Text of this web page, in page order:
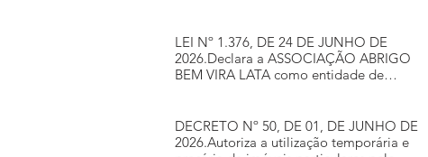
INSTRUMENTOS DE IMPLEMENTAÇ
LEI Nº 1.376, DE 24 DE JUNHO DE
2026.Declara a ASSOCIAÇÃO ABRIGO
BEM VIRA LATA como entidade de
DECRETO Nº 50, DE 01, DE JUNHO DE
2026.Autoriza a utilização temporária e